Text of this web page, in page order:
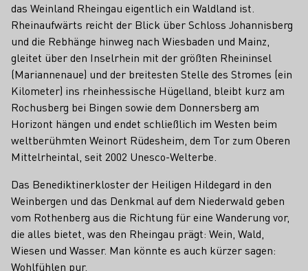
das Weinland Rheingau eigentlich ein Waldland ist.
Rheinaufwärts reicht der Blick über Schloss Johannisberg
und die Rebhänge hinweg nach Wiesbaden und Mainz,
gleitet über den Inselrhein mit der größten Rheininsel
(Mariannenaue) und der breitesten Stelle des Stromes (ein
Kilometer) ins rheinhessische Hügelland, bleibt kurz am
Rochusberg bei Bingen sowie dem Donnersberg am
Horizont hängen und endet schließlich im Westen beim
weltberühmten Weinort Rüdesheim, dem Tor zum Oberen
Mittelrheintal, seit 2002 Unesco-Welterbe.
Das Benediktinerkloster der Heiligen Hildegard in den
Weinbergen und das Denkmal auf dem Niederwald geben
vom Rothenberg aus die Richtung für eine Wanderung vor,
die alles bietet, was den Rheingau prägt: Wein, Wald,
Wiesen und Wasser. Man könnte es auch kürzer sagen:
Wohlfühlen pur.